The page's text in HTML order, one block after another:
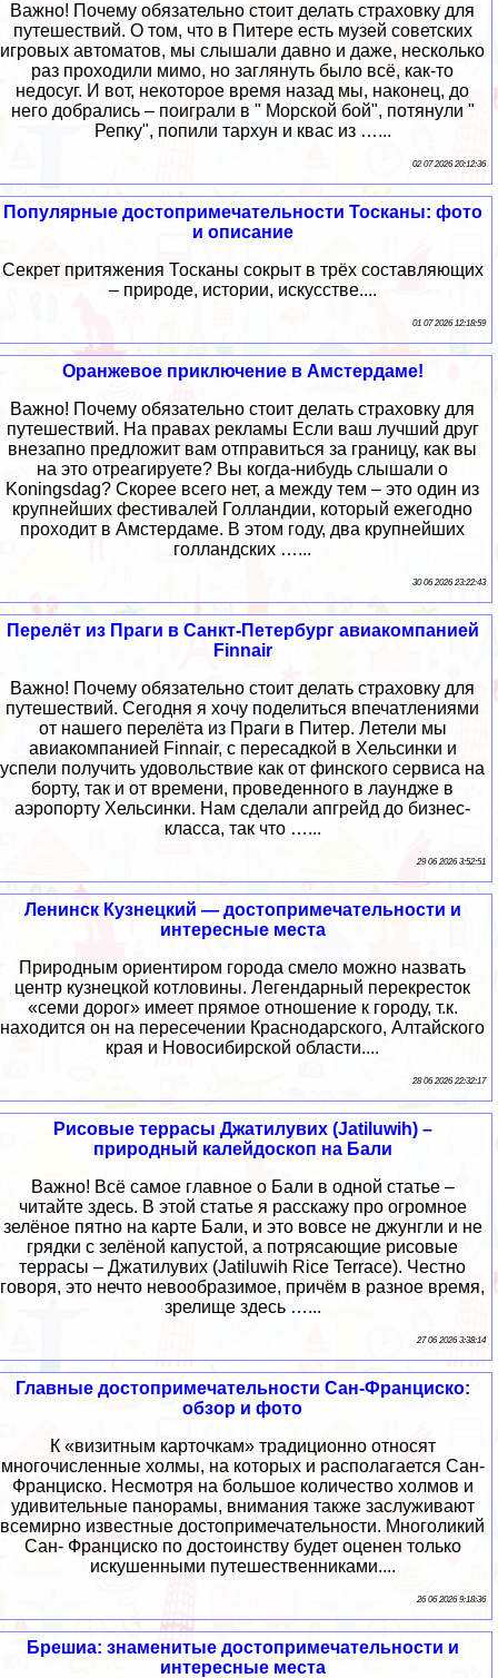
Важно! Почему обязательно стоит делать страховку для
путешествий. О том, что в Питере есть музей советских
игровых автоматов, мы слышали давно и даже, несколько
раз проходили мимо, но заглянуть было всё, как-то
недосуг. И вот, некоторое время назад мы, наконец, до
него добрались – поиграли в " Морской бой", потянули "
Репку", попили тархун и квас из …...
02 07 2026 20:12:36
Популярные достопримечательности Тосканы: фото
и описание
Секрет притяжения Тосканы сокрыт в трёх составляющих
– природе, истории, искусстве....
01 07 2026 12:18:59
Оранжевое приключение в Амстердаме!
Важно! Почему обязательно стоит делать страховку для
путешествий. На правах рекламы Если ваш лучший друг
внезапно предложит вам отправиться за границу, как вы
на это отреагируете? Вы когда-нибудь слышали о
Koningsdag? Скорее всего нет, а между тем – это один из
крупнейших фестивалей Голландии, который ежегодно
проходит в Амстердаме. В этом году, два крупнейших
голландских …...
30 06 2026 23:22:43
Перелёт из Праги в Санкт-Петербург авиакомпанией
Finnair
Важно! Почему обязательно стоит делать страховку для
путешествий. Сегодня я хочу поделиться впечатлениями
от нашего перелёта из Праги в Питер. Летели мы
авиакомпанией Finnair, с пересадкой в Хельсинки и
успели получить удовольствие как от финского сервиса на
борту, так и от времени, проведенного в лаундже в
аэропорту Хельсинки. Нам сделали апгрейд до бизнес-
класса, так что …...
29 06 2026 3:52:51
Ленинск Кузнецкий — достопримечательности и
интересные места
Природным ориентиром города смело можно назвать
центр кузнецкой котловины. Легендарный перекресток
«семи дорог» имеет прямое отношение к городу, т.к.
находится он на пересечении Краснодарского, Алтайского
края и Новосибирской области....
28 06 2026 22:32:17
Рисовые террасы Джатилувих (Jatiluwih) –
природный калейдоскоп на Бали
Важно! Всё самое главное о Бали в одной статье –
читайте здесь. В этой статье я расскажу про огромное
зелёное пятно на карте Бали, и это вовсе не джунгли и не
грядки с зелёной капустой, а потрясающие рисовые
террасы – Джатилувих (Jatiluwih Rice Terrace). Честно
говоря, это нечто невообразимое, причём в разное время,
зрелище здесь …...
27 06 2026 3:38:14
Главные достопримечательности Сан-Франциско:
обзор и фото
К «визитным карточкам» традиционно относят
многочисленные холмы, на которых и располагается Сан-
Франциско. Несмотря на большое количество холмов и
удивительные панорамы, внимания также заслуживают
всемирно известные достопримечательности. Многоликий
Сан- Франциско по достоинству будет оценен только
искушенными путешественниками....
26 06 2026 9:18:36
Брешиа: знаменитые достопримечательности и
интересные места